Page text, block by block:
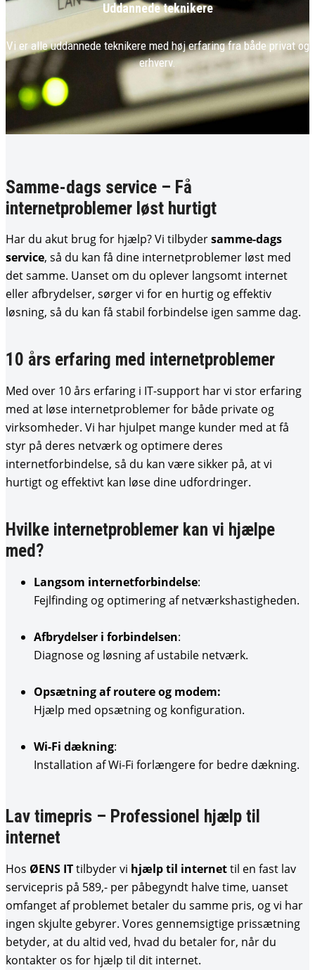
Uddannede teknikere
Vi er alle uddannede teknikere med høj erfaring fra både privat og
erhverv.
Samme-dags service – Få
internetproblemer løst hurtigt
Har du akut brug for hjælp? Vi tilbydersamme-dags
service, så du kan få dine internetproblemer løst med
det samme. Uanset om du oplever langsomt internet
eller afbrydelser, sørger vi for en hurtig og effektiv
løsning, så du kan få stabil forbindelse igen samme dag.
10 års erfaring med internetproblemer
Med over 10 års erfaring i IT-support har vi stor erfaring
med at løse internetproblemer for både private og
virksomheder. Vi har hjulpet mange kunder med at få
styr på deres netværk og optimere deres
internetforbindelse, så du kan være sikker på, at vi
hurtigt og effektivt kan løse dine udfordringer.
Hvilke internetproblemer kan vi hjælpe
med?
Langsom internetforbindelse:
Fejlfinding og optimering af netværkshastigheden.
Afbrydelser i forbindelsen:
Diagnose og løsning af ustabile netværk.
Opsætning af routere og modem:
Hjælp med opsætning og konfiguration.
Wi-Fi dækning:
Installation af Wi-Fi forlængere for bedre dækning.
Lav timepris – Professionel hjælp til
internet
Hos ØENS ITtilbyder vi hjælp til internettil en fast lav
servicepris på 589,- per påbegyndt halve time, uanset
omfanget af problemet betaler du samme pris, og vi har
ingen skjulte gebyrer. Vores gennemsigtige prissætning
betyder, at du altid ved, hvad du betaler for, når du
kontakter os for hjælp til dit internet.